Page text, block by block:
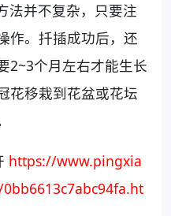
法并不复杂，只要注
作。扦插成功后，还
2~3个月左右才能生长
花移栽到花盆或花坛
https://www.pingxia